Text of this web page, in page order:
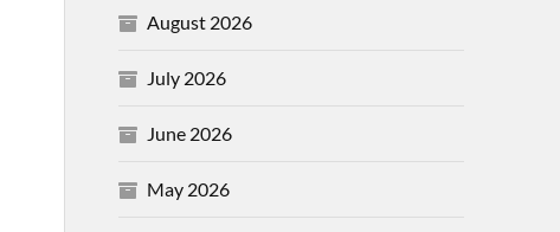
August 2026
July 2026
June 2026
May 2026